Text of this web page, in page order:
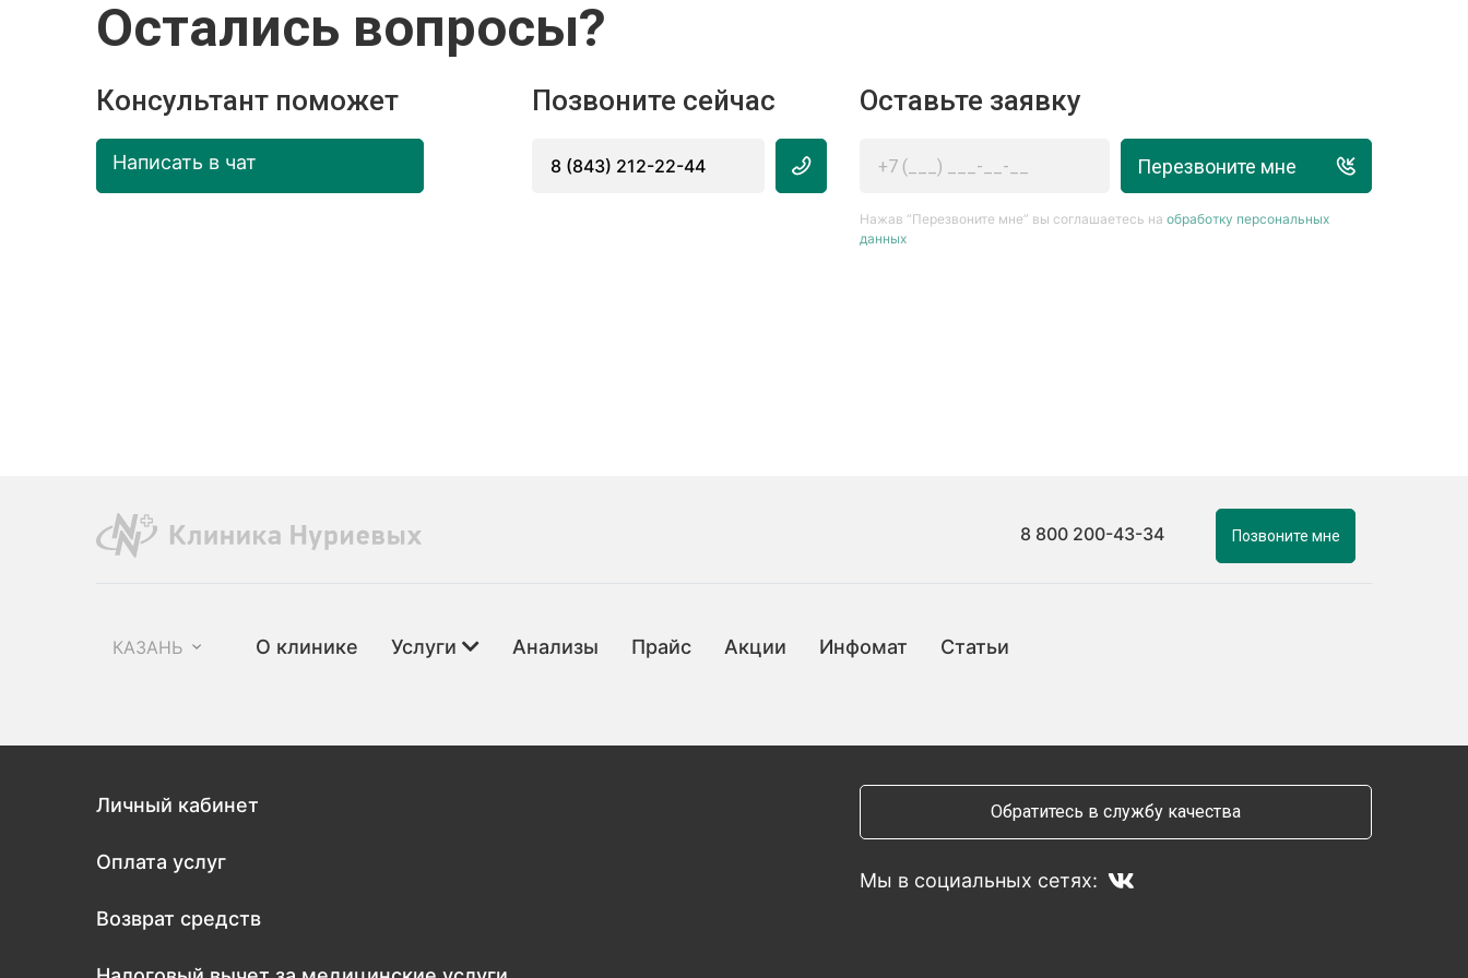
Остались вопросы?
Консультант поможет
Написать в чат
Позвоните сейчас
8 (843) 212-22-44
Оставьте заявку
Перезвоните мне
Нажав “Перезвоните мне” вы соглашаетесь на обработку персональных
данных
8 800 200-43-34 Позвоните мне
КАЗАНЬ О клинике Услуги Анализы Прайс Акции Инфомат Статьи
Личный кабинет
Оплата услуг
Возврат средств
Обратитесь в службу качества
Мы в социальных сетях: